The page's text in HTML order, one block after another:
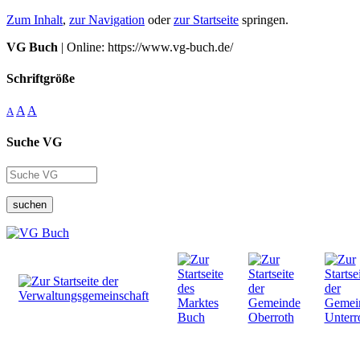
Zum Inhalt, zur Navigation oderzur Startseite springen.
VG Buch | Online: https://www.vg-buch.de/
Schriftgröße
A A A
Suche VG
suchen